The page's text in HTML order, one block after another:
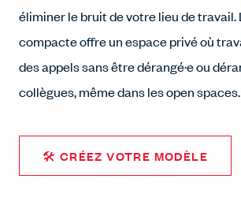
éliminer le bruit de votre lieu de travail.
compacte offre un espace privé où
des appels sans être dérangé·e ou
collègues, même dans les open spaces.
🛠 CRÉEZ VOTRE MODÈLE